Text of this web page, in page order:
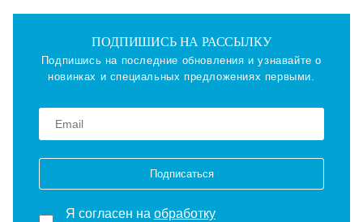
ПОДПИШИСЬ НА РАССЫЛКУ
Подпишись на последние обновления и узнавайте о
новинках и специальных предложениях первыми.
Подписаться
Я согласен на обработку